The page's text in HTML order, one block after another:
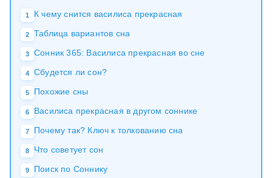
1 К чему снится василиса прекрасная
2 Таблица вариантов сна
3 Сонник 365: Василиса прекрасная во сне
4 Сбудется ли сон?
5 Похожие сны
6 Василиса прекрасная в другом соннике
7 Почему так? Ключ к толкованию сна
8 Что советует сон
9 Поиск по Соннику